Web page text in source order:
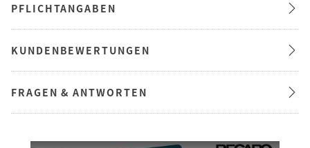
PFLICHTANGABEN
KUNDENBEWERTUNGEN
FRAGEN & ANTWORTEN